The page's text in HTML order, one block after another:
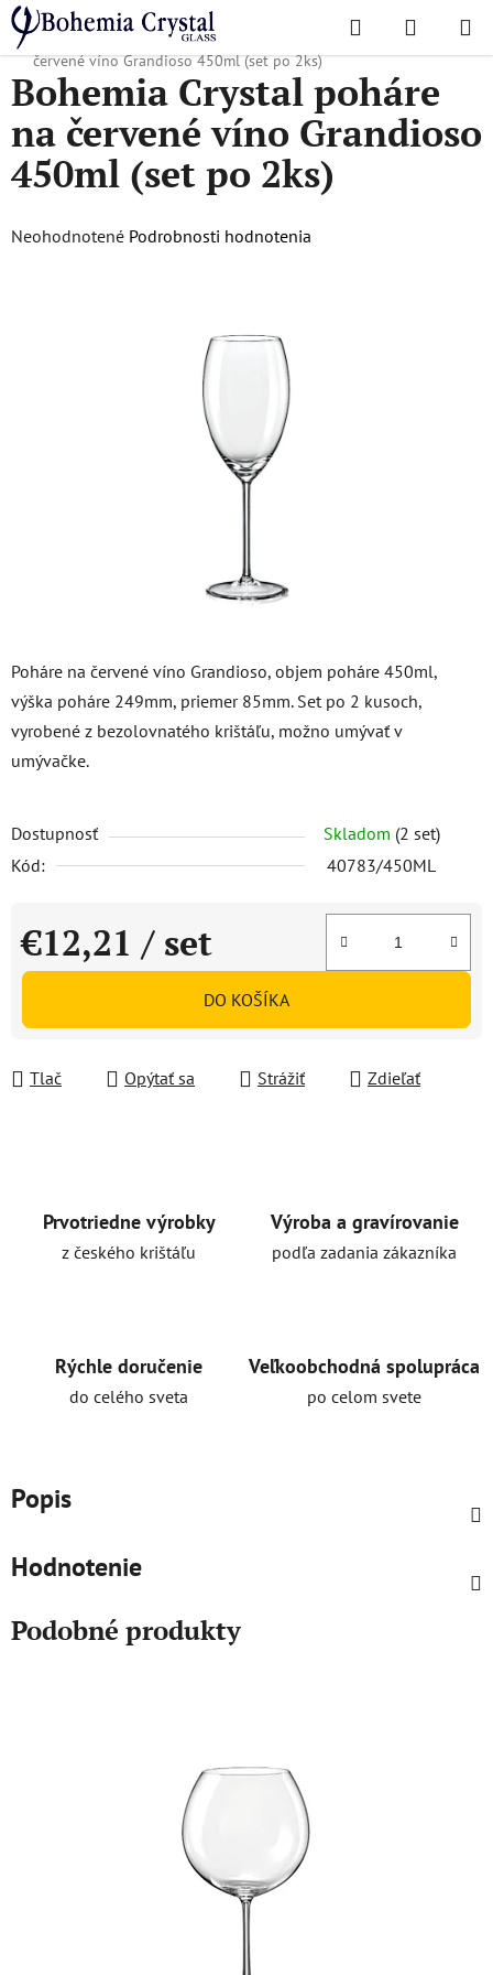
Prejsť
na
obsah
Hľadať
KOŠÍK
Domov
/ Obľúbené kolekcie / Grandioso
Bohemia Crystal poháre na
červené víno Grandioso 450ml (set po 2ks)
Poháre na červené víno Grandioso, objem poháre 450ml,
výška poháre 249mm, priemer 85mm. Set po 2 kusoch,
vyrobené z bezolovnatého krištáľu, možno umývať v
umývačke.
Dostupnosť Skladom (2 set)
Kód:
40783/450ML
€12,21 / set
Jednotková cena:
DO KOŠÍKA
Tlač Opýtať sa Strážiť Zdieľať
Bohemia Crystal poháre
na červené víno Grandioso
450ml (set po 2ks)
Priemerné
Neohodnotené Podrobnosti hodnotenia
Prvotriedne výrobky
z českého krištáľu
Výroba a gravírovanie
podľa zadania zákazníka
Rýchle doručenie
do celého sveta
Veľkoobchodná spolupráca
po celom svete
Popis
Hodnotenie
Podobné produkty